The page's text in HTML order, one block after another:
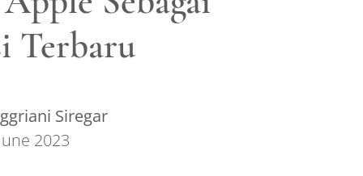
Terbaru
Siregar
2023